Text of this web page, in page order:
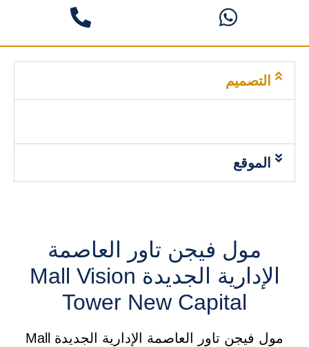
التصميم
الموقع
مول فيجن تاور العاصمة
الإدارية الجديدة Mall Vision
Tower New Capital
مول فيجن تاور العاصمة الإدارية الجديدة Mall